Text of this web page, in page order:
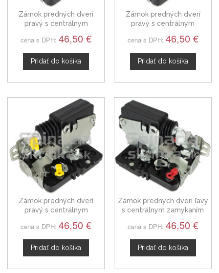
Zámok predných dverí
pravý s centrálnym
cena s DPH: 46,50 €
Pridať do košíka
Zámok predných dverí
pravý s centrálnym
cena s DPH: 46,50 €
Pridať do košíka
Zámok predných dverí
pravý s centrálnym
cena s DPH: 46,50 €
Pridať do košíka
Zámok predných dverí ľavý
s centrálnym zamykaním
cena s DPH: 46,50 €
Pridať do košíka